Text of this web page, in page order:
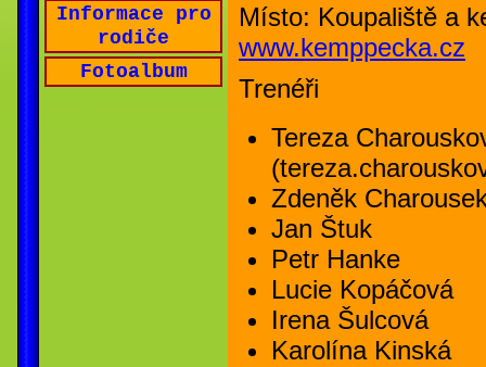
Místo: Koupaliště a
www.kemppecka.cz
Trenéři
Tereza
Zdeněk
Jan Štuk
Petr Hanke
Lucie Kopáčová
Irena Šulcová
Karolína Kinská
Informace pro
rodiče
Fotoalbum